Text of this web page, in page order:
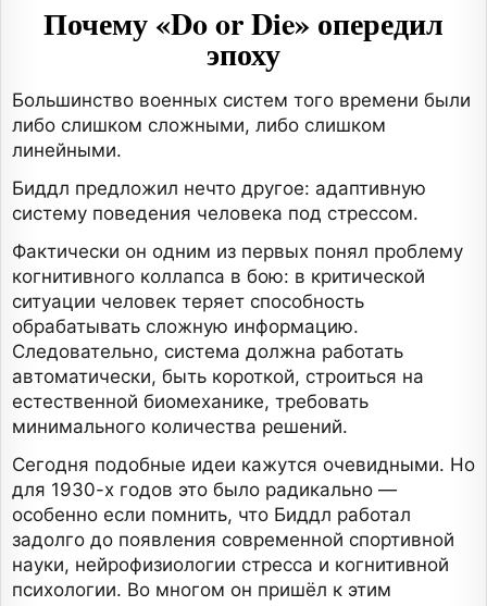
Почему «Do or Die» опередил
эпоху
Большинство военных систем того времени были
либо слишком сложными, либо слишком
линейными.
Биддл предложил нечто другое: адаптивную
систему поведения человека под стрессом.
Фактически он одним из первых понял проблему
когнитивного коллапса в бою: в критической
ситуации человек теряет способность
обрабатывать сложную информацию.
Следовательно, система должна работать
автоматически, быть короткой, строиться на
естественной биомеханике, требовать
минимального количества решений.
Сегодня подобные идеи кажутся очевидными. Но
для 1930-х годов это было радикально —
особенно если помнить, что Биддл работал
задолго до появления современной спортивной
науки, нейрофизиологии стресса и когнитивной
психологии. Во многом он пришёл к этим